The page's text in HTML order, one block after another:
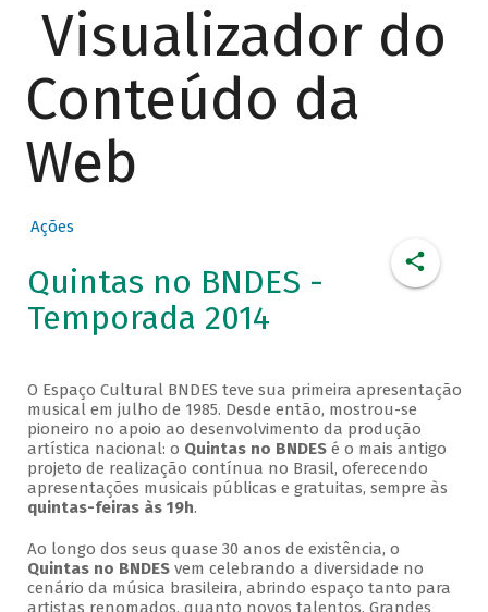
Visualizador do
Conteúdo da
Web
Ações
Quintas no BNDES -
Temporada 2014
O Espaço Cultural BNDES teve sua primeira apresentação
musical em julho de 1985. Desde então, mostrou-se
pioneiro no apoio ao desenvolvimento da produção
artística nacional: o Quintas no BNDESé o mais antigo
projeto de realização contínua no Brasil, oferecendo
apresentações musicais públicas e gratuitas, sempre às
quintas-feiras às 19h.
Ao longo dos seus quase 30 anos de existência, o
Quintas no BNDESvem celebrando a diversidade no
cenário da música brasileira, abrindo espaço tanto para